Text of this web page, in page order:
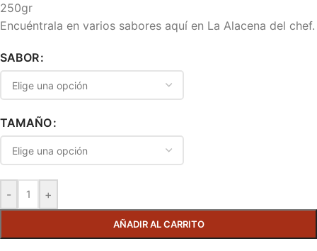
250gr
Encuéntrala en varios sabores aquí en La Alacena del chef.
SABOR
TAMAÑO
- +
AÑADIR AL CARRITO